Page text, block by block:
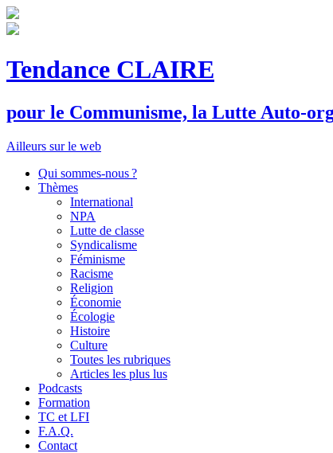
Tendance CLAIRE
pour le Communisme, la Lutte Auto-
Ailleurs sur le web
Qui sommes-nous ?
Thèmes
International
NPA
Lutte de classe
Syndicalisme
Féminisme
Racisme
Religion
Économie
Écologie
Histoire
Culture
Toutes les rubriques
Articles les plus lus
Podcasts
Formation
TC et LFI
F.A.Q.
Contact